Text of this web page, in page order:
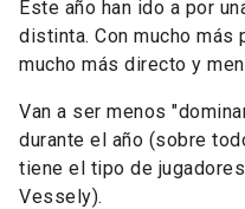
Este año han ido a por
distinta. Con mucho más
mucho más directo y
Van a ser menos
durante el año (sobre
tiene el tipo de
Vessely).